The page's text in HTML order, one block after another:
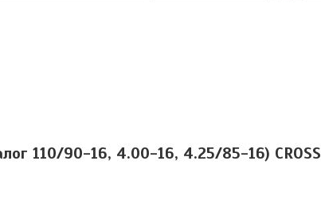
110/90-16, 4.00-16, 4.25/85-16) CROSS